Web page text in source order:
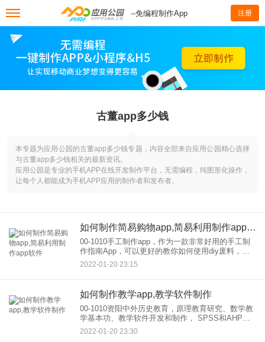
--免编程制作App 注册
古董app多少钱
本专题为应用公园的古董app多少钱专题，内容全部来自应用公园精心选择
与古董app多少钱相关的最新资讯。
应用公园是专业的手机APP在线开发制作平台，无需编程，纯图形化操作，
让每个人都能成为手机APP应用的制作者和发布者。
如何制作简易购物app,简易利用制作app软件
00-1010手工制作app，作为一款非常好用的手工制
作指南App，可以更好的教你如何使用diy废料，让
你只用手就能做出意想不到的惊喜。喜欢就来8688g
2022-01-20 23:15
如何制作教学app,教学软件制作
00-1010资阳中外历史教育，原理教育研究、数学教
学基本功、教学软件开发和制作， SPSS和AHP统
计软件哪个更难学？ 我在资阳学数学。我认为spss
和ahp可能更难。spss是一个统计软件。如
2022-01-20 23:30